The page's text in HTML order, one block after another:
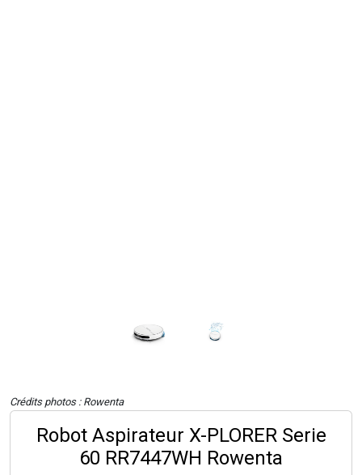
Crédits photos : Rowenta
Robot Aspirateur X-PLORER Serie
60 RR7447WH Rowenta